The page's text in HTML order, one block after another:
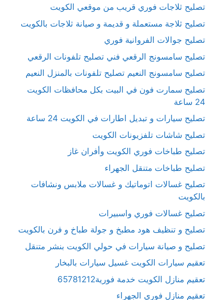
تصليح ثلاجات فوري قريب من موقعي الكويت
تصليح ثلاجة مستعملة و قديمة و صيانة ثلاجات بالكويت
تصليح جوالات الفروانية فوري
تصليح سامسونج الرقعي فني تصليح تلفونات الرقعي
تصليح سامسونج النعيم تصليح تلفونات بالمنزل النعيم
تصليح سمارت فون في البيت بكل محافظات الكويت
24 ساعة
تصليح سيارات و تبديل اطارات في الكويت 24 ساعة
تصليح شاشات تلفزيونات الكويت
تصليح طباخات فوري الكويت وأفران غاز
تصليح طباخات متنقل الجهراء
تصليح غسالات اتوماتيك و غسالات ملابس ونشافات
بالكويت
تصليح غسالات فوري واسبيرات
تصليح و تنظيف هود مطبخ و جولة طباخ و فرن بالكويت
تصليح و صيانة سيارات في حولي الكويت بنشر متنقل
تعقيم سيارات الكويت غسيل سيارات بالبخار
تعقيم منازل الكويت خدمة فورية65781212
تعقيم منازل فوري الجهراء